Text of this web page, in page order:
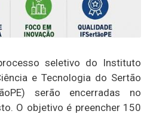
seletivo do Instituto
e Tecnologia do Sertão
serão encerradas no
O objetivo é preencher 150